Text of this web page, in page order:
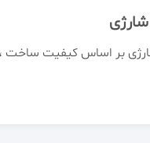
بر اساس کیفیت ساخت ،